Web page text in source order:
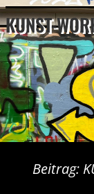
KUNST-
Beitrag: